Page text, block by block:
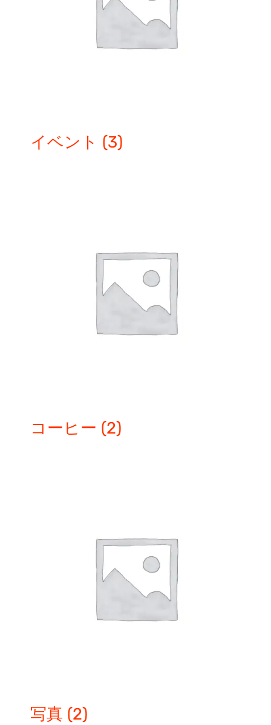
イベント (3)
コーヒー (2)
写真 (2)